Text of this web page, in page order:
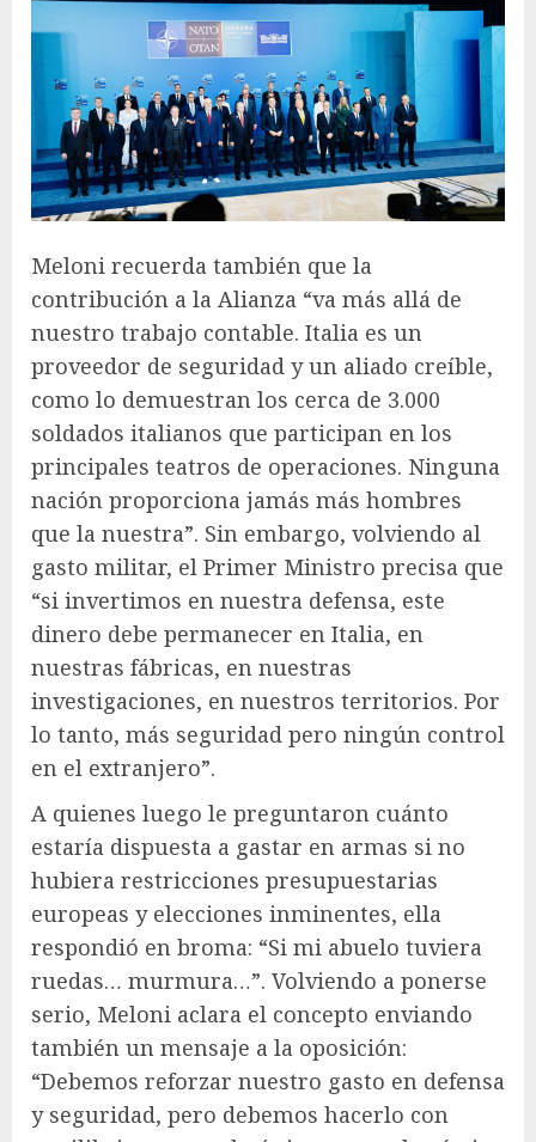
Meloni recuerda también que la
contribución a la Alianza “va más allá de
nuestro trabajo contable. Italia es un
proveedor de seguridad y un aliado creíble,
como lo demuestran los cerca de 3.000
soldados italianos que participan en los
principales teatros de operaciones. Ninguna
nación proporciona jamás más hombres
que la nuestra”. Sin embargo, volviendo al
gasto militar, el Primer Ministro precisa que
“si invertimos en nuestra defensa, este
dinero debe permanecer en Italia, en
nuestras fábricas, en nuestras
investigaciones, en nuestros territorios. Por
lo tanto, más seguridad pero ningún control
en el extranjero”.
A quienes luego le preguntaron cuánto
estaría dispuesta a gastar en armas si no
hubiera restricciones presupuestarias
europeas y elecciones inminentes, ella
respondió en broma: “Si mi abuelo tuviera
ruedas… murmura…”. Volviendo a ponerse
serio, Meloni aclara el concepto enviando
también un mensaje a la oposición:
“Debemos reforzar nuestro gasto en defensa
y seguridad, pero debemos hacerlo con